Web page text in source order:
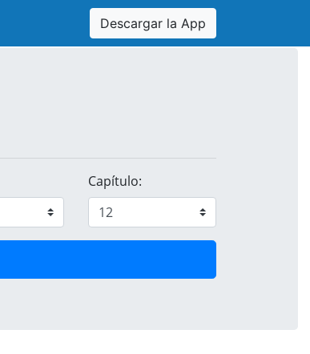
Descargar la App
Capítulo: